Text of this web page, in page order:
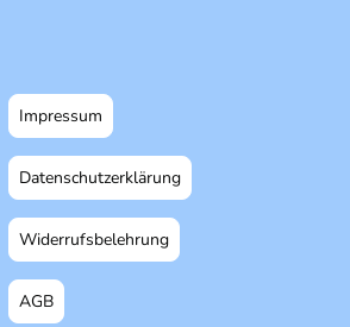
Impressum
AGB
Datenschutzerklärung
Widerrufsbelehrung